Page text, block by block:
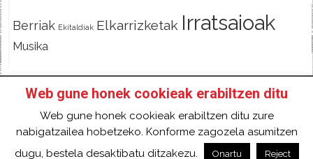
Berriak Ekitaldiak Elkarrizketak Irratsaioak
Musika
HASIERA IZAN IRRATIKIDE!
FACEBOOK
TWITTER
HARREMANETARAKO SARRERA
2018 Gure eduki guztiak Creative Commons
Web gune honek cookieak erabiltzen ditu
Web gune honek cookieak erabiltzen ditu zure
nabigatzailea hobetzeko. Konforme zagozela asumitzen
dugu, bestela desaktibatu ditzakezu.
Onartu Reject